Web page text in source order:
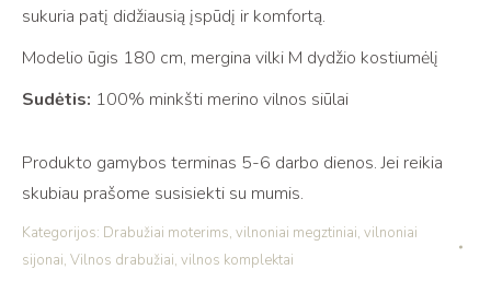
sukuria patį didžiausią įspūdį ir komfortą.
Modelio ūgis 180 cm, mergina vilki M dydžio kostiumėlį
Sudėtis: 100% minkšti merino vilnos siūlai
Produkto gamybos terminas 5-6 darbo dienos. Jei reikia
skubiau prašome susisiekti su mumis.
Kategorijos: Drabužiai moterims, vilnoniai megztiniai, vilnoniai
sijonai, Vilnos drabužiai, vilnos komplektai